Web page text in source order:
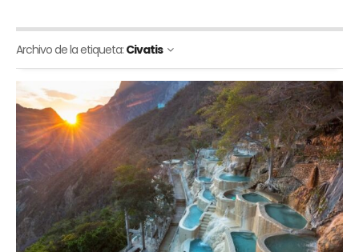
Archivo de la etiqueta: Civatis